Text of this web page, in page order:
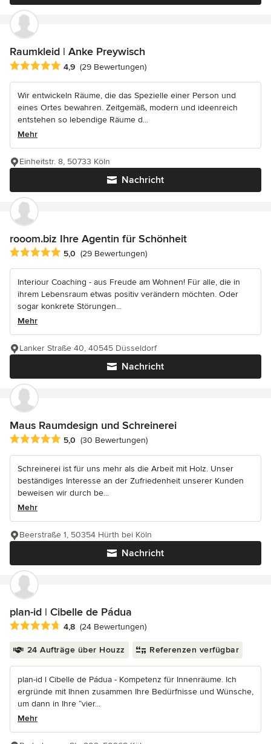
Raumkleid | Anke Preywisch
Durchschnittliche Bewertung: 4.9 von 5 Sternen
4,9 (29 Bewertungen)
Wir entwickeln Räume, die das Spezielle einer Person und
eines Ortes bewahren. Zeitgemäß, modern und ideenreich
entstehen so lebendige Räume d...
Mehr
Nachricht
Einheitstr. 8, 50733 Köln
rooom.biz Ihre Agentin für Schönheit
Durchschnittliche Bewertung: 5 von 5 Sternen
5,0 (29 Bewertungen)
Interiour Coaching - aus Freude am Wohnen! Für alle, die in
ihrem Lebensraum etwas positiv verändern möchten. Oder
sogar konkrete Störungen...
Mehr
Nachricht
Lanker Straße 40, 40545 Düsseldorf
Maus Raumdesign und Schreinerei
Durchschnittliche Bewertung: 5 von 5 Sternen
5,0 (30 Bewertungen)
Schreinerei ist für uns mehr als die Arbeit mit Holz. Unser
beständiges Interesse an der Zufriedenheit unserer Kunden
beweisen wir durch be...
Mehr
Nachricht
Beerstraße 1, 50354 Hürth bei Köln
plan-id | Cibelle de Pádua
Durchschnittliche Bewertung: 4.8 von 5 Sternen
4,8 (24 Bewertungen)
24 Aufträge über Houzz Referenzen verfügbar
plan-id l Cibelle de Pádua - Kompetenz für Innenräume. Ich
ergründe mit Ihnen zusammen Ihre Bedürfnisse und Wünsche,
um dann in Ihre “vier...
Mehr